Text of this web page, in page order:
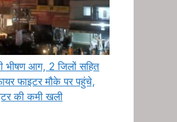
भीषण आग, 2 जिलों सहित
फाइटर मौके पर पहुंचे,
की कमी खली